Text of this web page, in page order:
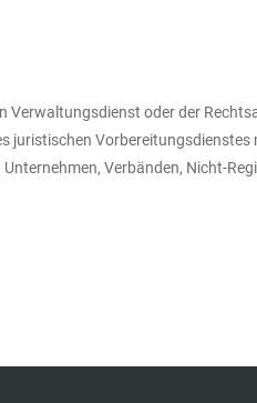
oder der
juristischen Vorbereitungsdienstes
Verbänden, Nicht-